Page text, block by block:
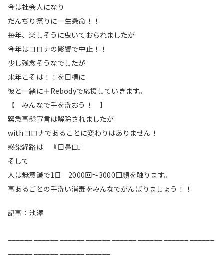
今は社会人になり
だんぢり祭りに一生懸命！！
毎年、楽しそうに曳いておられましたが
今年はコロナの影響で中止！！
少し残念そうなでしたが
来年こそは！！を目標に
彼と一緒に＋Rebodyで応援していきます。
【 みんなで手を洗おう！ 】
緊急事態宣言は解除されましたが
withコロナであることに変わりはありません！
感染経路は 『目鼻口』
そして
人は無意識で1日 2000回〜3000回顔を触ります。
事あるごとの手洗い消毒をみんなでがんばりましょう！！
記事：池澤